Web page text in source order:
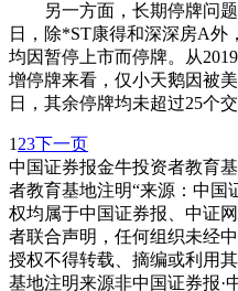
另一方面，长期停牌问题
日，除*ST康得和深深房A外
均因暂停上市而停牌。从
增停牌来看，仅小天鹅因被
日，其余停牌均未超过25个交
1 23下一页
中国证券报金牛投资者教育
者教育基地注明“来源：中国
权均属于中国证券报、中证
者联合声明，任何组织未经
授权不得转载、摘编或利用
基地注明来源非中国证券报·